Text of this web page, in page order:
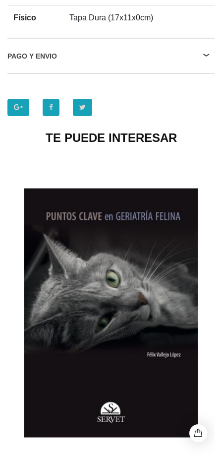
Físico Tapa Dura (17x11x0cm)
PAGO Y ENVIO
TE PUEDE INTERESAR